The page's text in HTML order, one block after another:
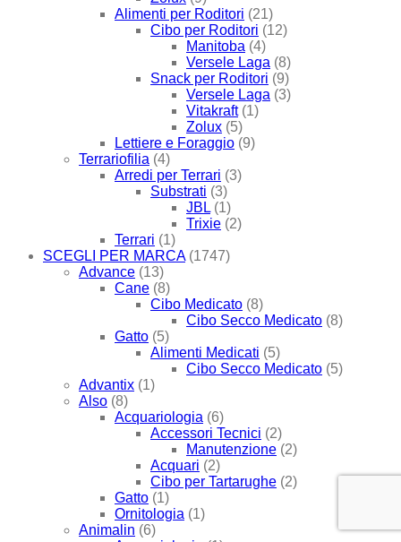
Alimenti per Roditori (21)
Cibo per Roditori (12)
Manitoba (4)
Versele Laga (8)
Snack per Roditori (9)
Versele Laga (3)
Vitakraft (1)
Zolux (5)
Lettiere e Foraggio (9)
Terrariofilia (4)
Arredi per Terrari (3)
Substrati (3)
JBL (1)
Trixie (2)
Terrari (1)
SCEGLI PER MARCA (1747)
Advance (13)
Cane (8)
Cibo Medicato (8)
Cibo Secco Medicato (8)
Gatto (5)
Alimenti Medicati (5)
Cibo Secco Medicato (5)
Advantix (1)
Also (8)
Acquariologia (6)
Accessori Tecnici (2)
Manutenzione (2)
Acquari (2)
Cibo per Tartarughe (2)
Gatto (1)
Ornitologia (1)
Animalin (6)